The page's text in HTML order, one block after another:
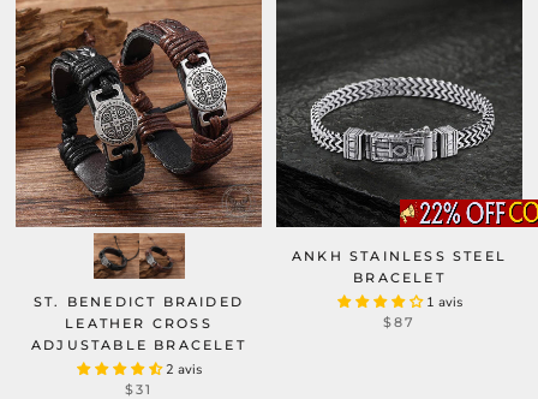
ST. BENEDICT BRAIDED
LEATHER CROSS
ADJUSTABLE BRACELET
2 avis
$31
ANKH STAINLESS STEEL
BRACELET
1 avis
$87